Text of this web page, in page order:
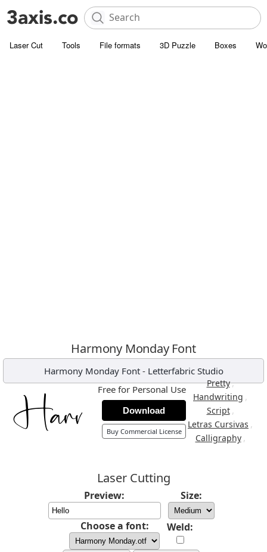
Laser Cut Tools File formats 3D Puzzle Boxes
Harmony Monday Font
Harmony Monday Font- Letterfabric Studio
Pretty,
Handwriting ,
Script ,
Letras Cursivas ,
Calligraphy ,
Free for Personal Use
Download
Buy Commercial License
Laser Cutting
Preview: Size:
Choose a font: Weld: